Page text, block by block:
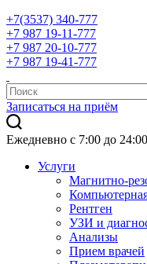
+7(3537) 340-777
+7 987 19-11-777
+7 987 20-10-777
+7 987 19-41-777
Записаться на приём
Ежедневно с 7:00 до 24:00
Услуги
Магнитно-
Рентген
УЗИ и
Анализы
Прием врачей